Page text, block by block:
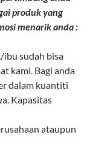
produk yang
menarik anda :
ibu sudah bisa
kami. Bagi anda
dalam kuantiti
Kapasitas
ataupun